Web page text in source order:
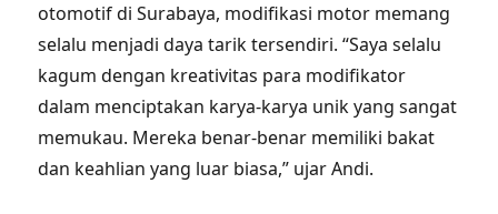
otomotif di Surabaya, modifikasi motor memang
selalu menjadi daya tarik tersendiri. “Saya selalu
kagum dengan kreativitas para modifikator
dalam menciptakan karya-karya unik yang sangat
memukau. Mereka benar-benar memiliki bakat
dan keahlian yang luar biasa,” ujar Andi.